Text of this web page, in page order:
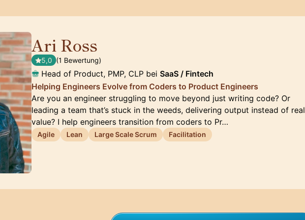
Ari Ross
5,0 (1 Bewertung)
Head of Product, PMP, CLP bei SaaS / Fintech
Helping Engineers Evolve from Coders to Product Engineers
Are you an engineer struggling to move beyond just writing code? Or
leading a team that’s stuck in the weeds, delivering output instead of real
value? I help engineers transition from coders to Pr…
Agile Lean Large Scale Scrum Facilitation